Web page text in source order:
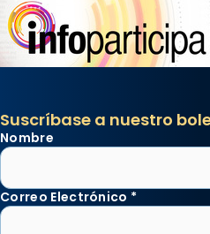
Suscríbase a nuestro
Nombre
Correo Electrónico *